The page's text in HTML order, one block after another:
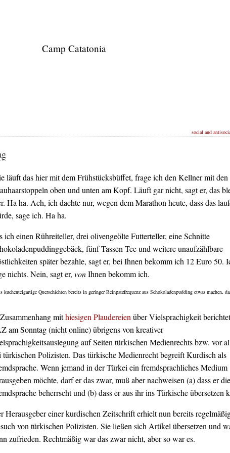
Camp Catatonia
social and
läuft das hier mit dem Frühstücksbüffet, frage ich den Kellner mit den
oben und unten am Kopf. Läuft gar nicht, sagt er, das
Ha ha. Ach, ich dachte nur, wegen dem Marathon heute, dass das
sage ich. Ha ha.
ich einen Rühreiteller, drei olivengeölte Futterteller, eine Schnitte
fünf Tassen Tee und weitere unaufzählbare
später bezahle, sagt er, bei Ihnen bekomm ich 12 Euro 50.
nichts. Nein, sagt er, vonIhnen bekomm ich.
kuchenteigartige Querschichten bereits in geringer Reinpatzfrequenz aus Schokoladenpudding etwas machen,
mithiesigen Plaudereienüber Vielsprachigkeit
am Sonntag (nicht online) übrigens von kreativer
auf Seiten türkischen Medienrechts bzw. vor
türkischen Polizisten. Das türkische Medienrecht begreift Kurdisch als
Wenn jemand in der Türkei ein fremdsprachliches Medium
möchte, darf er das zwar, muß aber nachweisen (a) dass er die
beherrscht und (b) dass er aus ihr ins Türkische übersetzen
Herausgeber einer kurdischen Zeitschrift erhielt nun bereits
von türkischen Polizisten. Sie ließen sich Artikel übersetzen und
zufrieden. Rechtmäßig war das zwar nicht, aber so war es.